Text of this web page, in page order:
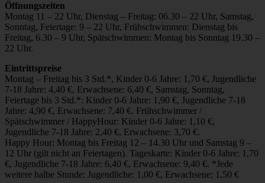
Öffnungszeiten
Montag 11 – 22 Uhr, Dienstag – Freitag: 06.30 – 22 Uhr, Samstag,
Sonntag, Feiertage: 9 – 22 Uhr, Frühschwimmen: Dienstag bis
Freitag, 6.30 – 9 Uhr, Spätschwimmen: Montag bis Sonntag 19.30 –
22 Uhr.
Eintrittspreise
Montag – Freitag bis 3 Std.*, Kinder 0-6 Jahre: 1,70 €, Jugendliche
7-18 Jahre: 4,40 €, Erwachsene: 6,40 €, Samstag, Sonntag,
Feiertage bis 3 Std.*: Kinder 0-6 Jahre: 1,90 €, Jugendliche 7-18
Jahre: 4,90 €, Erwachsene: 7,40 €. Frühschwimmer /
Spätschwimmer / HappyHour: Kinder 0-6 Jahre: 1,10 €,
Jugendliche 7-18 Jahre: 2,40 €, Erwachsene: 3,70 €.
Happy Hour: Montag bis Freitag 12 – 14.30 Uhr und Samstag 9 –
12 Uhr (gilt nicht an Feiertagen). Tageskarte: Kinder 0-6 Jahre: 1,70
€, Jugendliche 7-18 Jahre: 6,40 €, Erwachsene: 9,40 €. *Jede
weitere halbe Stunde: Jugendliche: 1,00 €, Erwachsene: 1,50 €